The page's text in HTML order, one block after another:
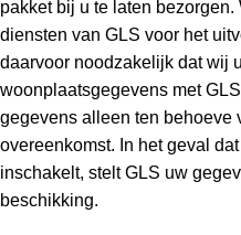
pakket bij u te laten
diensten van GLS voor het
daarvoor noodzakelijk dat wij
woonplaatsgegevens met
gegevens alleen ten behoeve
overeenkomst. In het geval
inschakelt, stelt GLS uw
beschikking.